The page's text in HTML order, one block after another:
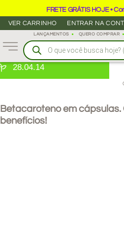
FRETE GRÁTIS HOJE •
VER CARRINHO
ENTRAR NA
LANÇAMENTOS QUERO COMPRAR
28.04.14
Betacaroteno em cápsulas.
benefícios!